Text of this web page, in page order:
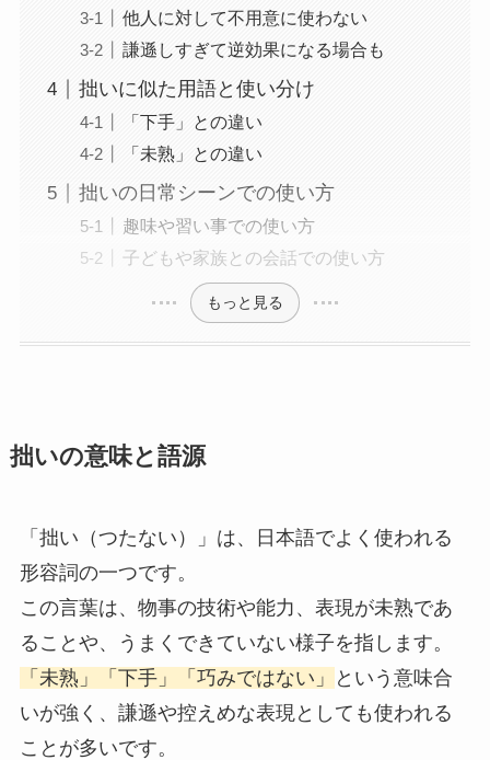
他人に対して不用意に使わない
謙遜しすぎて逆効果になる場合も
拙いに似た用語と使い分け
「下手」との違い
「未熟」との違い
拙いの日常シーンでの使い方
趣味や習い事での使い方
子どもや家族との会話での使い方
もっと見る
拙いの意味と語源
「拙い（つたない）」は、日本語でよく使われる
形容詞の一つです。
この言葉は、物事の技術や能力、表現が未熟であ
ることや、うまくできていない様子を指します。
「未熟」「下手」「巧みではない」
という意味合
いが強く、謙遜や控えめな表現としても使われる
ことが多いです。